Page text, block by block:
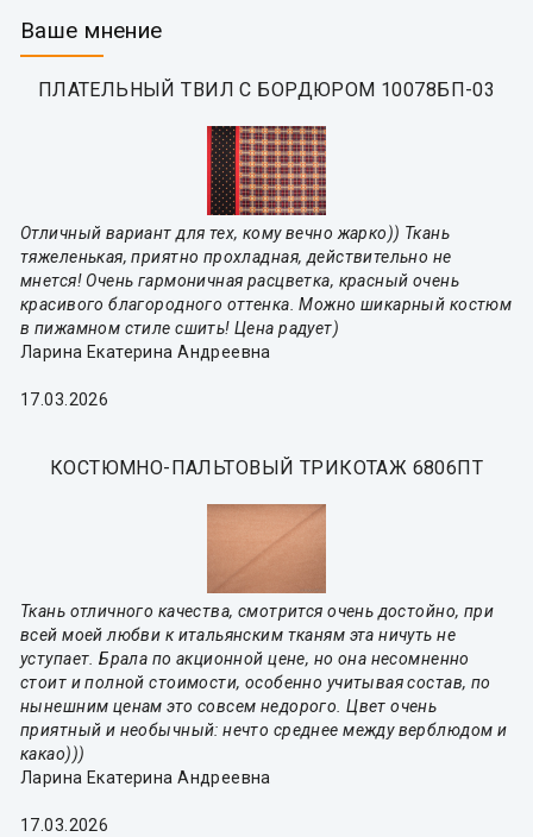
Ваше мнение
ПЛАТЕЛЬНЫЙ ТВИЛ С БОРДЮРОМ 10078БП-03
Отличный вариант для тех, кому вечно жарко)) Ткань
тяжеленькая, приятно прохладная, действительно не
мнется! Очень гармоничная расцветка, красный очень
красивого благородного оттенка. Можно шикарный костюм
в пижамном стиле сшить! Цена радует)
Ларина Екатерина Андреевна
17.03.2026
КОСТЮМНО-ПАЛЬТОВЫЙ ТРИКОТАЖ 6806ПТ
Ткань отличного качества, смотрится очень достойно, при
всей моей любви к итальянским тканям эта ничуть не
уступает. Брала по акционной цене, но она несомненно
стоит и полной стоимости, особенно учитывая состав, по
нынешним ценам это совсем недорого. Цвет очень
приятный и необычный: нечто среднее между верблюдом и
какао)))
Ларина Екатерина Андреевна
17.03.2026